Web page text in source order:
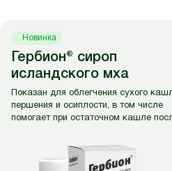
Новинка
Гербион® сироп
исландского мха
Показан для облегчения сухого
першения и осиплости, в том числе
помогает при остаточном кашле